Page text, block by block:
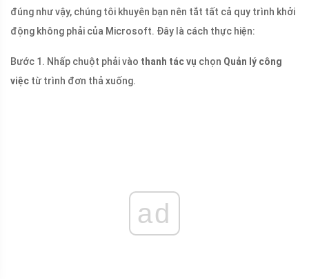
đúng như vậy, chúng tôi khuyên bạn nên tắt tất cả quy trình khởi
động không phải của Microsoft. Đây là cách thực hiện:
Bước 1. Nhấp chuột phải vào thanh tác vụ chọn Quản lý công
việc từ trình đơn thả xuống.
ad